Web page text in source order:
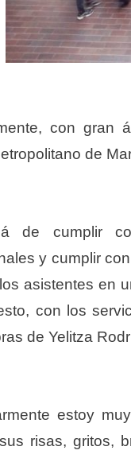
con gran
de
de cumplir
y cumplir
asistentes en
con los
de Yelitza
estoy
risas, gritos,